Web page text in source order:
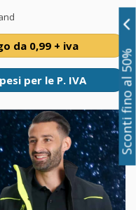
da 0,99 + iva
per le P. IVA Sconti fino al 50%